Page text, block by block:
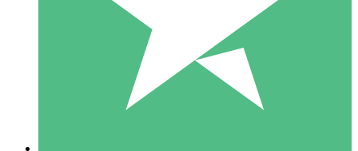
1 Téléchargement
10 00